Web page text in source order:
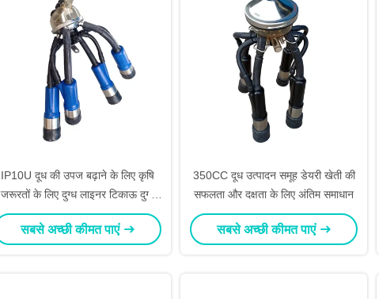
IP10U दूध की उपज बढ़ाने के लिए कृषि
जरूरतों के लिए दुग्ध लाइनर टिकाऊ दुग्ध
क्लस्टर समूह
सबसे अच्छी कीमत पाएं
350CC दूध उत्पादन समूह डेयरी खेती की
सफलता और दक्षता के लिए अंतिम समाधान
सबसे अच्छी कीमत पाएं